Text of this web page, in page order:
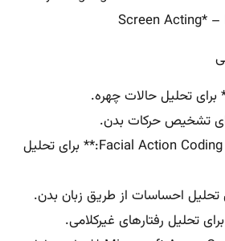
3. **Facial Action Coding System (FACS):** برای تحلیل